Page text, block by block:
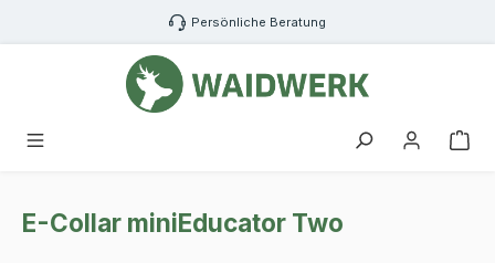
Zum Hauptinhalt springen Persönliche Beratung
E-Collar miniEducator Two